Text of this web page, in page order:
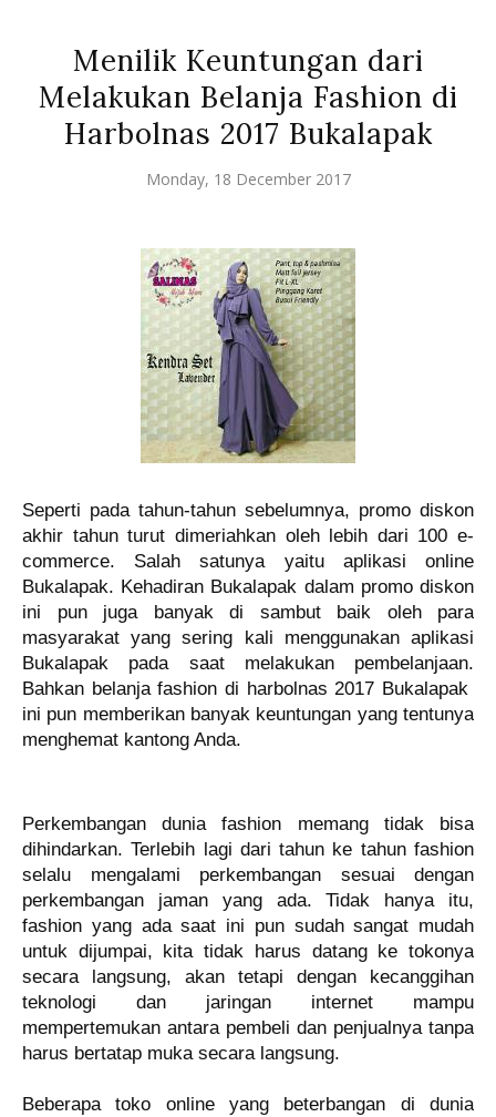
Menilik Keuntungan dari
Melakukan Belanja Fashion di
Harbolnas 2017 Bukalapak
Monday, 18 December 2017
Seperti pada tahun-tahun sebelumnya, promo diskon
akhir tahun turut dimeriahkan oleh lebih dari 100 e-
commerce. Salah satunya
yaitu aplikasi online
Bukalapak. Kehadiran Bukalapak dalam promo diskon
ini pun juga banyak di sambut baik oleh para
masyarakat yang sering kali menggunakan aplikasi
Bukalapak pada saat melakukan pembelanjaan.
Bahkan belanja fashion di harbolnas 2017 Bukalapak
ini pun memberikan banyak keuntungan yang tentunya
menghemat kantong Anda.
Perkembangan dunia fashion memang tidak bisa
dihindarkan. Terlebih lagi dari tahun ke tahun fashion
selalu mengalami perkembangan sesuai dengan
perkembangan jaman yang ada. Tidak hanya itu,
fashion yang ada saat ini pun sudah sangat mudah
untuk dijumpai, kita tidak harus datang ke tokonya
secara langsung, akan tetapi dengan kecanggihan
teknologi dan jaringan internet mampu
mempertemukan antara pembeli dan penjualnya tanpa
harus bertatap muka secara langsung.
Beberapa toko online yang beterbangan di dunia